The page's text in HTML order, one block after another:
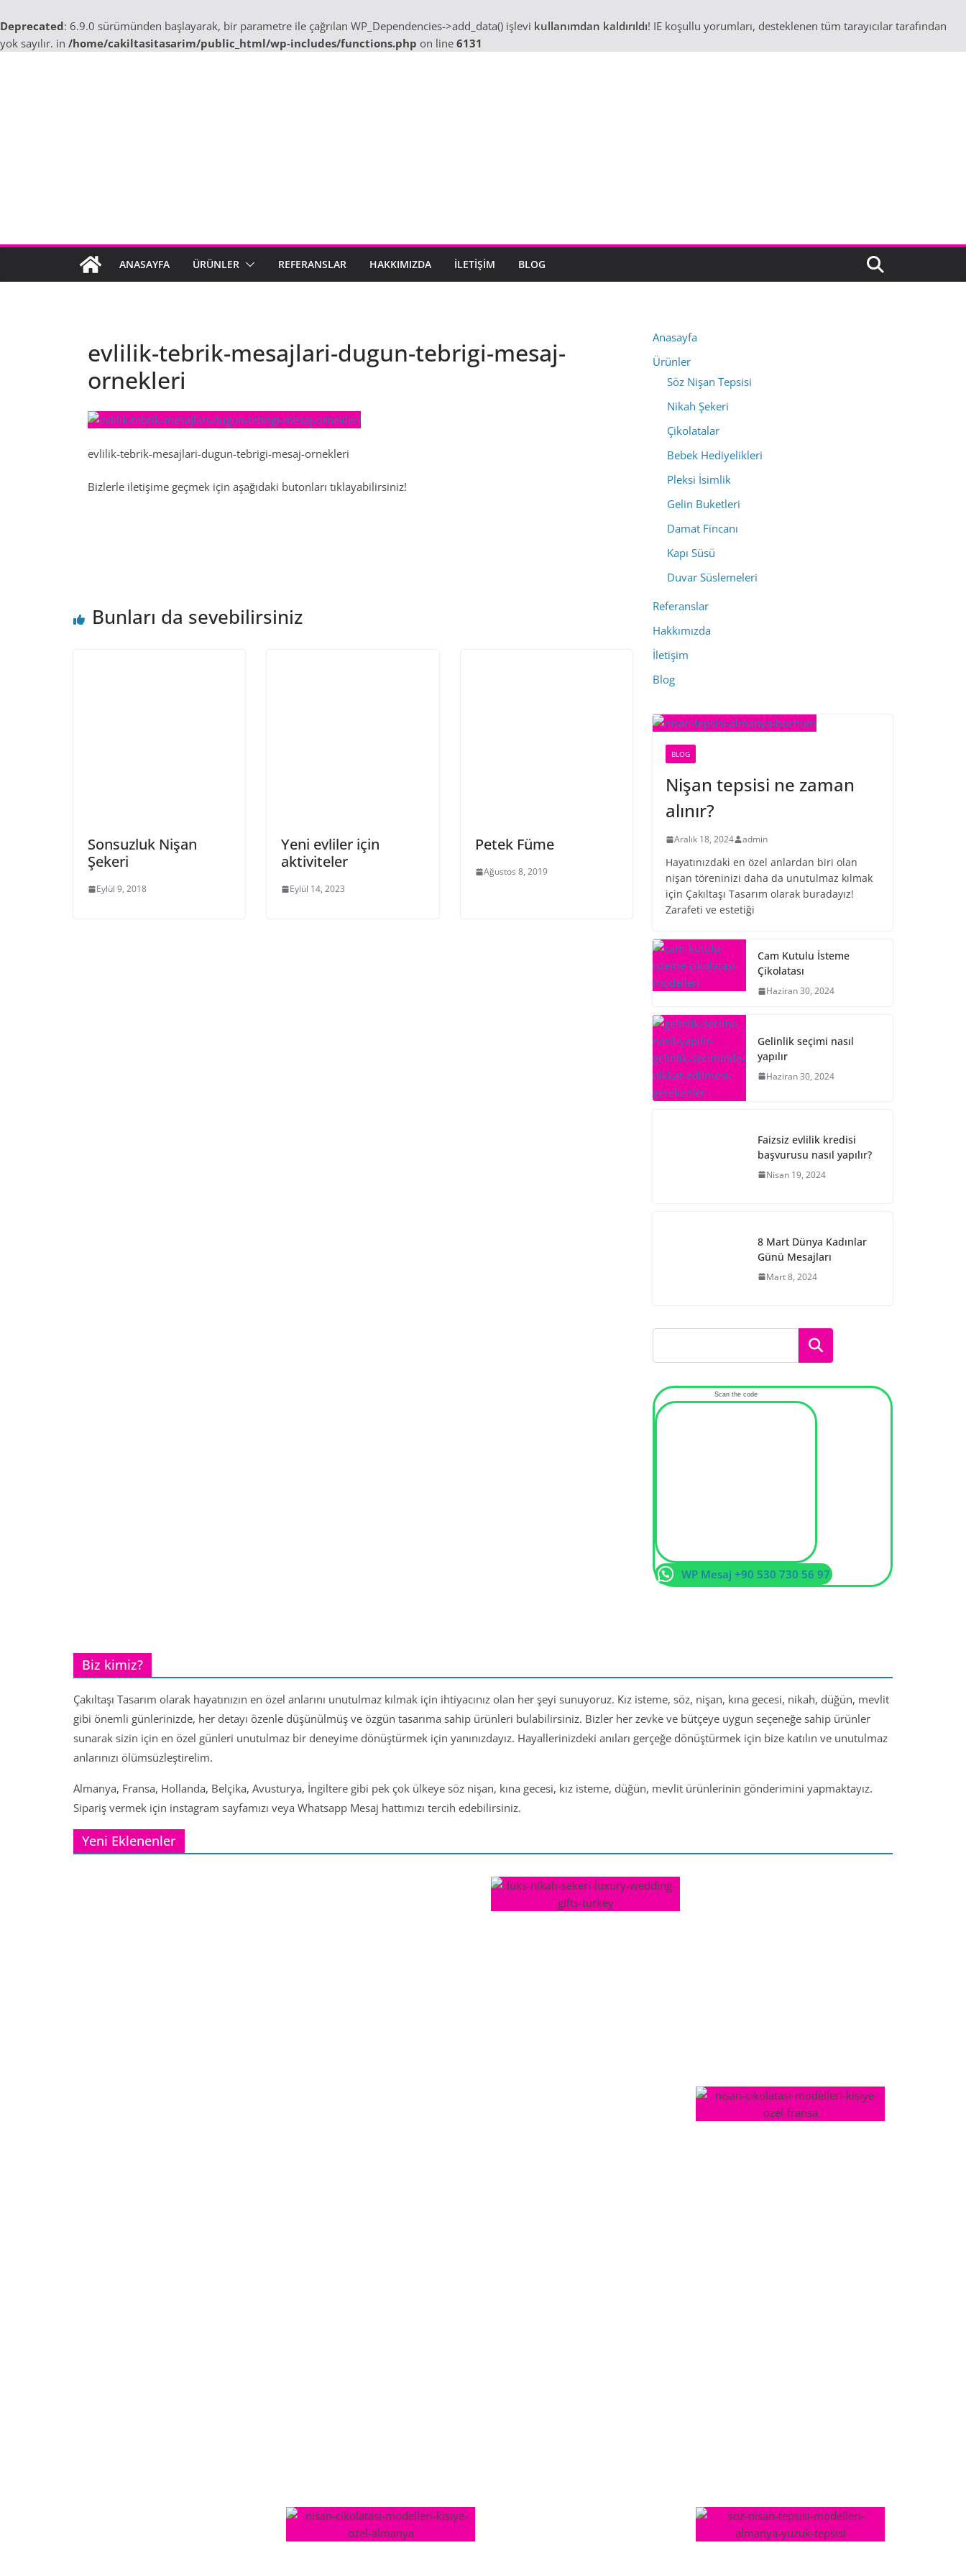
Deprecated: 6.9.0 sürümünden başlayarak, bir parametre ile çağrılan WP_Dependencies->add_data() işlevi kullanımdan kaldırıldı! IE koşullu yorumları, desteklenen tüm tarayıcılar tarafından
yok sayılır. in /home/cakiltasitasarim/public_html/wp-includes/functions.php on line 6131
ANASAYFA ÜRÜNLER REFERANSLAR HAKKIMIZDA İLETIŞIM BLOG
evlilik-tebrik-mesajlari-dugun-tebrigi-mesaj-
ornekleri
evlilik-tebrik-mesajlari-dugun-tebrigi-mesaj-ornekleri
Bizlerle iletişime geçmek için aşağıdaki butonları tıklayabilirsiniz!
Bunları da sevebilirsiniz
Sonsuzluk Nişan
Şekeri
Eylül 9, 2018
Yeni evliler için
aktiviteler
Eylül 14, 2023
Petek Füme
Ağustos 8, 2019
Anasayfa
Ürünler
Söz Nişan Tepsisi
Nikah Şekeri
Çikolatalar
Bebek Hediyelikleri
Pleksi İsimlik
Gelin Buketleri
Damat Fincanı
Kapı Süsü
Duvar Süslemeleri
Referanslar
Hakkımızda
İletişim
Blog
BLOG
Nişan tepsisi ne zaman
alınır?
Aralık 18, 2024 admin
Hayatınızdaki en özel anlardan biri olan
nişan töreninizi daha da unutulmaz kılmak
için Çakıltaşı Tasarım olarak buradayız!
Zarafeti ve estetiği
Cam Kutulu İsteme
Çikolatası
Haziran 30, 2024
Gelinlik seçimi nasıl
yapılır
Haziran 30, 2024
Faizsiz evlilik kredisi
başvurusu nasıl yapılır?
Nisan 19, 2024
8 Mart Dünya Kadınlar
Günü Mesajları
Mart 8, 2024
Ara
Scan the code
WP Mesaj +90 530 730 56 97
Biz kimiz?
Çakıltaşı Tasarım olarak hayatınızın en özel anlarını unutulmaz kılmak için ihtiyacınız olan her şeyi sunuyoruz. Kız isteme, söz, nişan, kına gecesi, nikah, düğün, mevlit
gibi önemli günlerinizde, her detayı özenle düşünülmüş ve özgün tasarıma sahip ürünleri bulabilirsiniz. Bizler her zevke ve bütçeye uygun seçeneğe sahip ürünler
sunarak sizin için en özel günleri unutulmaz bir deneyime dönüştürmek için yanınızdayız. Hayallerinizdeki anıları gerçeğe dönüştürmek için bize katılın ve unutulmaz
anlarınızı ölümsüzleştirelim.
Almanya, Fransa, Hollanda, Belçika, Avusturya, İngiltere gibi pek çok ülkeye söz nişan, kına gecesi, kız isteme, düğün, mevlit ürünlerinin gönderimini yapmaktayız.
Sipariş vermek için instagram sayfamızı veya Whatsapp Mesaj hattımızı tercih edebilirsiniz.
Yeni Eklenenler